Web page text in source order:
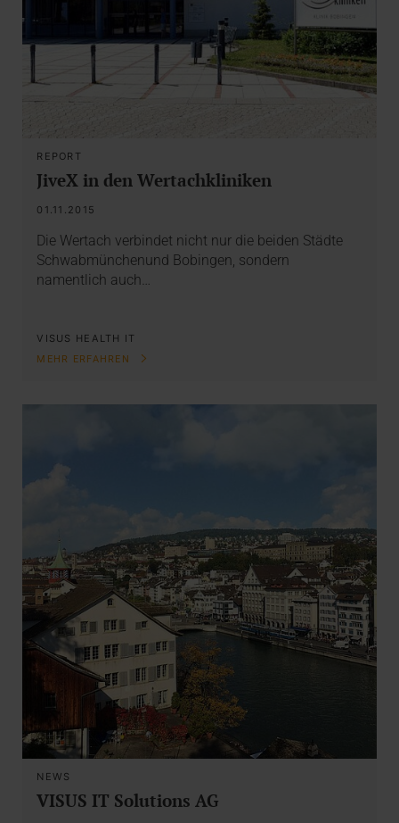
REPORT
JiveX in den Wertachkliniken
01.11.2015
Die Wertach verbindet nicht nur die beiden Städte
Schwabmünchenund Bobingen, sondern
namentlich auch…
VISUS HEALTH IT
MEHR ERFAHREN
NEWS
VISUS IT Solutions AG